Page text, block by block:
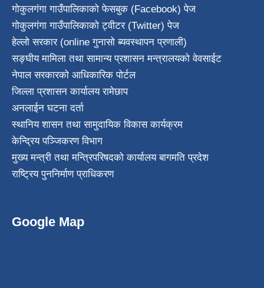
गोकुलगंगा गाउँपालिकाको फेसबुक (Facebook) पेज
गोकुलगंगा गाउँपालिकाको ट्वीटर (Twitter) पेज
हेल्लो सरकार (online गुनासो ब्यवस्थापन प्रणाली)
सङ्घीय मामिला तथा सामान्य प्रशासन मन्त्रालयको वेवसाईट
नेपाल सरकारको आधिकारिक पोर्टल
जिल्ला प्रशासन कार्यालय रामेछाप
अनलाईन घटना दर्ता
स्थानिय शासन तथा सामुदायिक विकास कार्यक्रम
केन्द्रिय पञ्जिकरण विभाग
मुख्य मन्त्री तथा मन्त्रिपरिषदको कार्यालय बागमति प्रदेश
राष्ट्रिय पुननिर्माण प्राधिकरण
Google Map